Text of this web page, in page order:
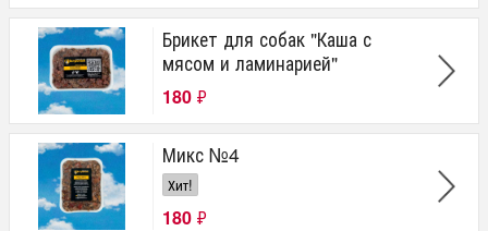
Брикет для собак "Каша с
мясом и ламинарией"
180 ₽
Микс №4
Хит!
180 ₽